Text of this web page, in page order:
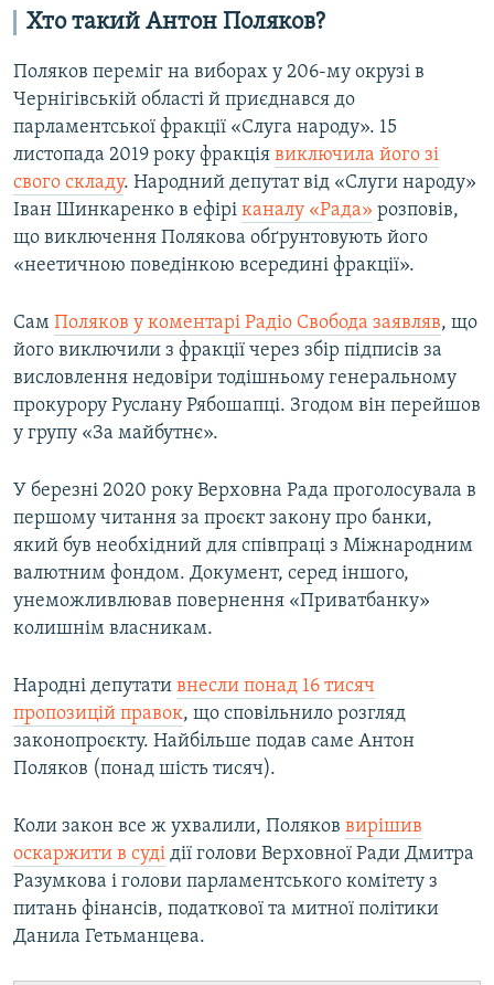
Хто такий Антон Поляков?
Поляков переміг на виборах у 206-му окрузі в
Чернігівській області й приєднався до
парламентської фракції «Слуга народу». 15
листопада 2019 року фракція виключила його зі
свого складу. Народний депутат від «Слуги народу»
Іван Шинкаренко в ефірі каналу «Рада» розповів,
що виключення Полякова обґрунтовують його
«неетичною поведінкою всередині фракції».
Сам Поляков у коментарі Радіо Свобода заявляв, що
його виключили з фракції через збір підписів за
висловлення недовіри тодішньому генеральному
прокурору Руслану Рябошапці. Згодом він перейшов
у групу «За майбутнє».
У березні 2020 року Верховна Рада проголосувала в
першому читання за проєкт закону про банки,
який був необхідний для співпраці з Міжнародним
валютним фондом. Документ, серед іншого,
унеможливлював повернення «Приватбанку»
колишнім власникам.
Народні депутати внесли понад 16 тисяч
пропозицій правок, що сповільнило розгляд
законопроєкту. Найбільше подав саме Антон
Поляков (понад шість тисяч).
Коли закон все ж ухвалили, Поляков вирішив
оскаржити в суді дії голови Верховної Ради Дмитра
Разумкова і голови парламентського комітету з
питань фінансів, податкової та митної політики
Данила Гетьманцева.